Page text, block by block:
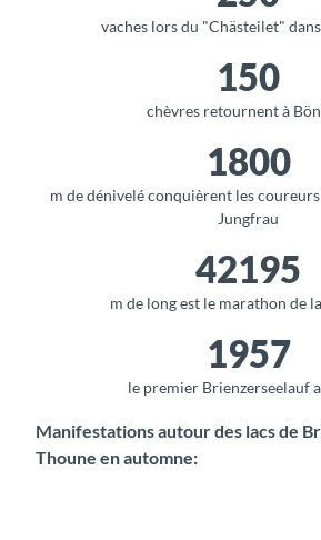
vaches lors du "Chästeilet"
150
chèvres retournent à
1800
m de dénivelé conquièrent les
Jungfrau
42195
m de long est le marathon de
1957
le premier Brienzerseelauf
Manifestations autour des lacs de
Thoune en automne: